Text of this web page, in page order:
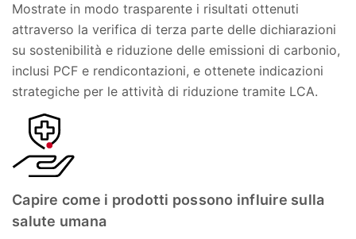
Mostrate in modo trasparente i risultati ottenuti
attraverso la verifica di terza parte delle dichiarazioni
su sostenibilità e riduzione delle emissioni di carbonio,
inclusi PCF e rendicontazioni, e ottenete indicazioni
strategiche per le attività di riduzione tramite LCA.
Capire come i prodotti possono influire sulla
salute umana